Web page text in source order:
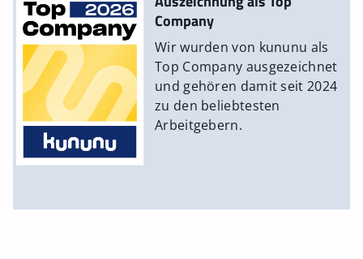
Company
Wir wurden von kununu als
Top Company ausgezeichnet
und gehören damit seit 2024
zu den beliebtesten
Arbeitgebern.